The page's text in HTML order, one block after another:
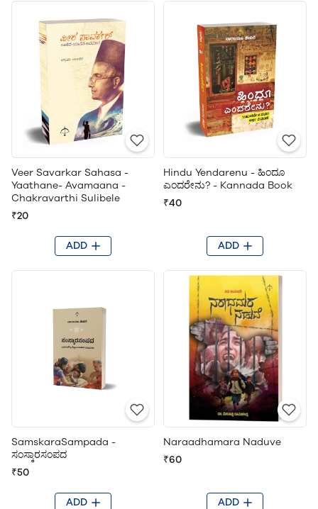
Veer Savarkar Sahasa -
Yaathane- Avamaana -
Chakravarthi Sulibele
₹20
ADD
Hindu Yendarenu - ಹಿಂದೂ
ಎಂದರೇನು? - Kannada Book
₹40
ADD
SamskaraSampada -
ಸಂಸ್ಕಾರಸಂಪದ
₹50
ADD
Naraadhamara Naduve
₹60
ADD